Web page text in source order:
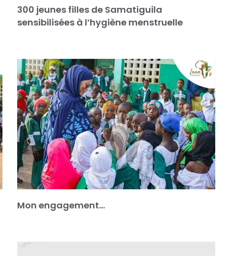
300 jeunes filles de Samatiguila
sensibilisées à l’hygiène menstruelle
Mon engagement…